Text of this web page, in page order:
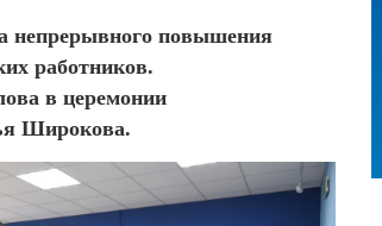
непрерывного повышения
работников.
в церемонии
Широкова.